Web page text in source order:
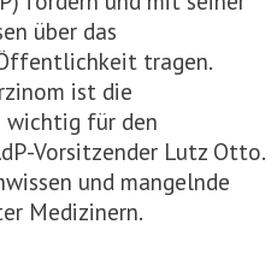
über das
tragen.
ist die
wichtig für den
Vorsitzender Lutz Otto.
und mangelnde
Medizinern.